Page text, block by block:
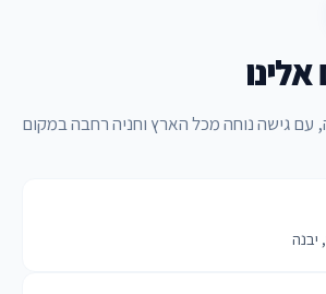
עם גישה נוחה מכל הארץ וחניה רחבה במקום
יבנה